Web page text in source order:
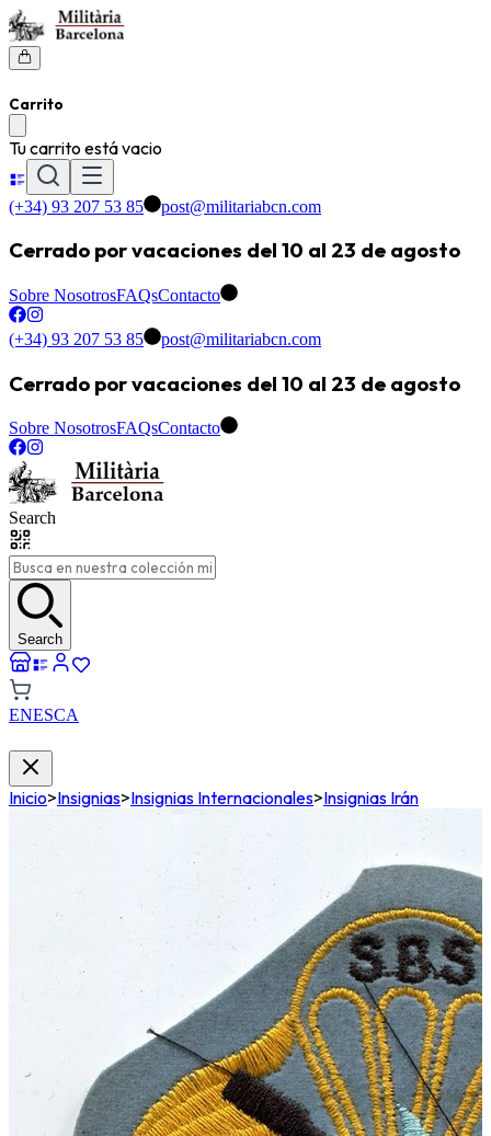
Carrito
Tu carrito está vacio
(+34) 93 207 53 85 post@militariabcn.com
Cerrado por vacaciones del 10 al 23 de agosto
Sobre NosotrosFAQsContacto
(+34) 93 207 53 85 post@militariabcn.com
Cerrado por vacaciones del 10 al 23 de agosto
Sobre NosotrosFAQsContacto
Search
Search
ENESCA
Inicio>Insignias>Insignias Internacionales>Insignias Irán